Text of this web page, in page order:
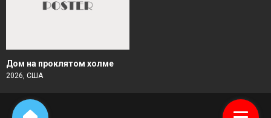
Дом на проклятом холме
2026, США